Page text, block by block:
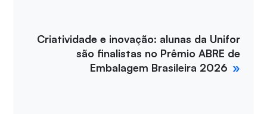
Criatividade e inovação: alunas da Unifor
são finalistas no Prêmio ABRE de
Embalagem Brasileira 2026